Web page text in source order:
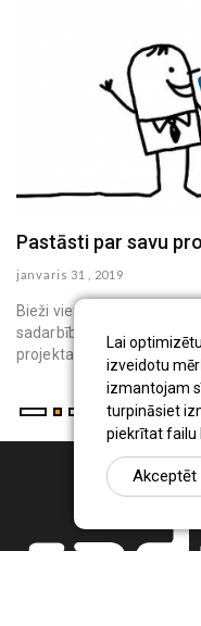
Lai
izveidotu
izmantojam
turpināsiet
piekrītat failu
Akceptēt
Pastāsti par savu
janvaris 31 , 2019
Bieži vien realizējot
sadarbības partnerim
projekta ...